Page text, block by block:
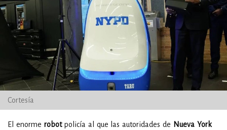
Cortesía
El enorme robotpolicía al que las autoridades de Nueva York